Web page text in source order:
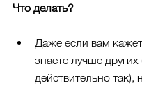
Что делать?
Даже если вам
знаете лучше других
действительно так),